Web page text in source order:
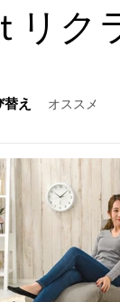
リク
替え